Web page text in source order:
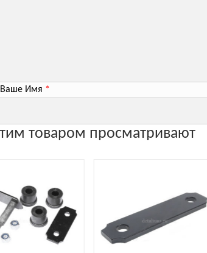
Ваше Имя *
товаром просматривают